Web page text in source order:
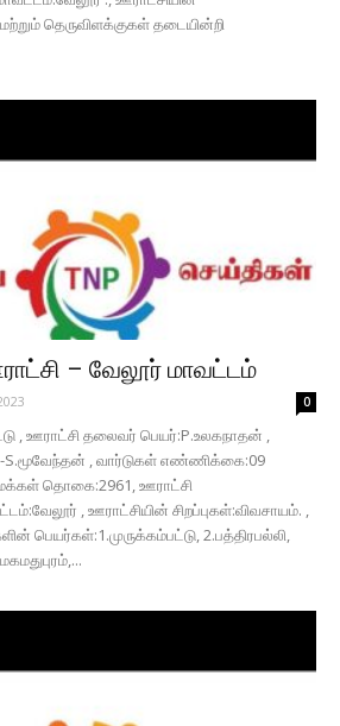
தெருவிளக்குகள் தடையின்றி
– வேலூர் மாவட்டம்
0
, ஊராட்சி தலைவர் பெயர்:P.உலகநாதன் ,
S.மூவேந்தன் , வார்டுகள் எண்ணிக்கை:09
தொகை:2961, ஊராட்சி
, ஊராட்சியின் சிறப்புகள்:விவசாயம். ,
பெயர்கள்:1.முருக்கம்பட்டு, 2.பத்திரபல்லி,